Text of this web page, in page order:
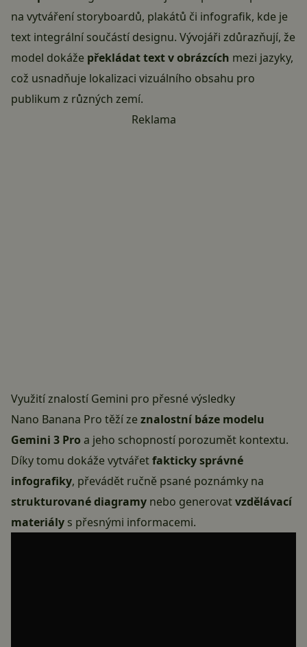
na vytváření storyboardů, plakátů či infografik, kde je
text integrální součástí designu. Vývojáři zdůrazňují, že
model dokáže překládat text v obrázcích mezi jazyky,
což usnadňuje lokalizaci vizuálního obsahu pro
publikum z různých zemí.
Reklama
Využití znalostí Gemini pro přesné výsledky
Nano Banana Pro těží zeznalostní báze modelu
Gemini 3 Pro a jeho schopností porozumět kontextu.
Díky tomu dokáže vytvářetfakticky správné
infografiky, převádět ručně psané poznámky na
strukturované diagramy nebo generovatvzdělávací
materiály s přesnými informacemi.